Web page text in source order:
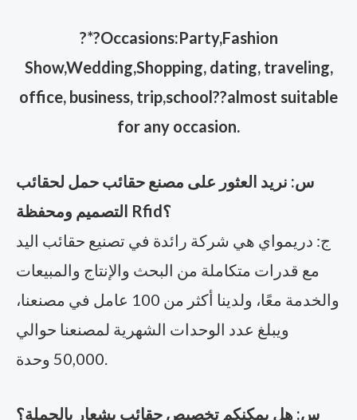
?*?Occasions:Party,Fashion
Show,Wedding,Shopping, dating, traveling,
office, business, trip,school??almost suitable
for any occasion.
س: نريد العثور على مصنع حقائب حمل لحقائب
التصميم ومحفظة Rfid؟
ج: دريمواي هي شركة رائدة في تصنيع حقائب اليد
مع قدرات متكاملة من البحث والإنتاج والمبيعات
والخدمة معًا، ولدينا أكثر من 100 عامل في مصنعنا،
ويبلغ عدد الوحدات الشهرية لمصنعنا حوالي
50,000 وحدة.
س: هل يمكنكم تخصيص حقائب بشعار بالجملة؟